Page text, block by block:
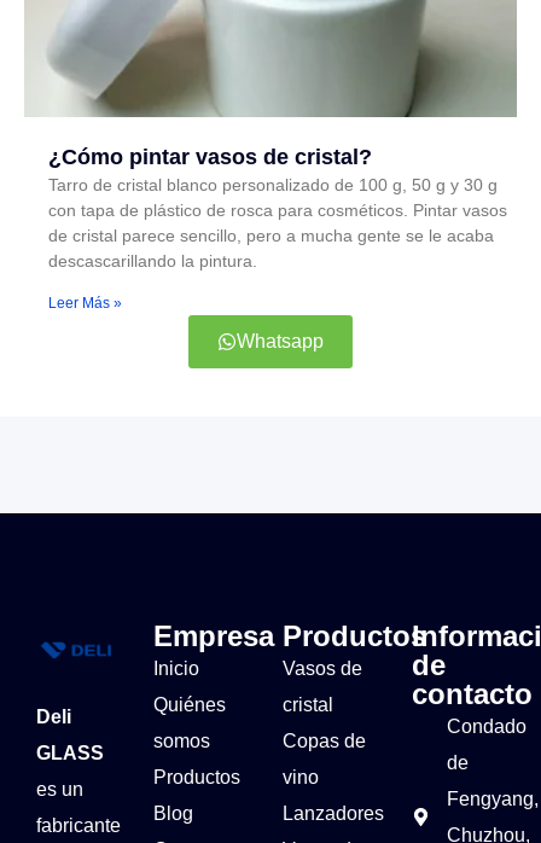
¿Cómo pintar vasos de cristal?
Tarro de cristal blanco personalizado de 100 g, 50 g y 30 g
con tapa de plástico de rosca para cosméticos. Pintar vasos
de cristal parece sencillo, pero a mucha gente se le acaba
descascarillando la pintura.
Leer Más »
Whatsapp
Deli
GLASS
es un
fabricante
Empresa
Inicio
Quiénes
somos
Productos
Blog
Productos
Vasos de
cristal
Copas de
vino
Lanzadores
de
contacto
Condado
de
Fengyang,
Chuzhou,